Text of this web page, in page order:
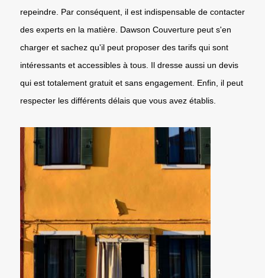
repeindre. Par conséquent, il est indispensable de contacter
des experts en la matière. Dawson Couverture peut s'en
charger et sachez qu'il peut proposer des tarifs qui sont
intéressants et accessibles à tous. Il dresse aussi un devis
qui est totalement gratuit et sans engagement. Enfin, il peut
respecter les différents délais que vous avez établis.